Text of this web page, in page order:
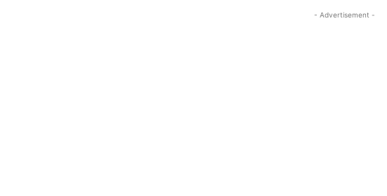
- Advertisement -